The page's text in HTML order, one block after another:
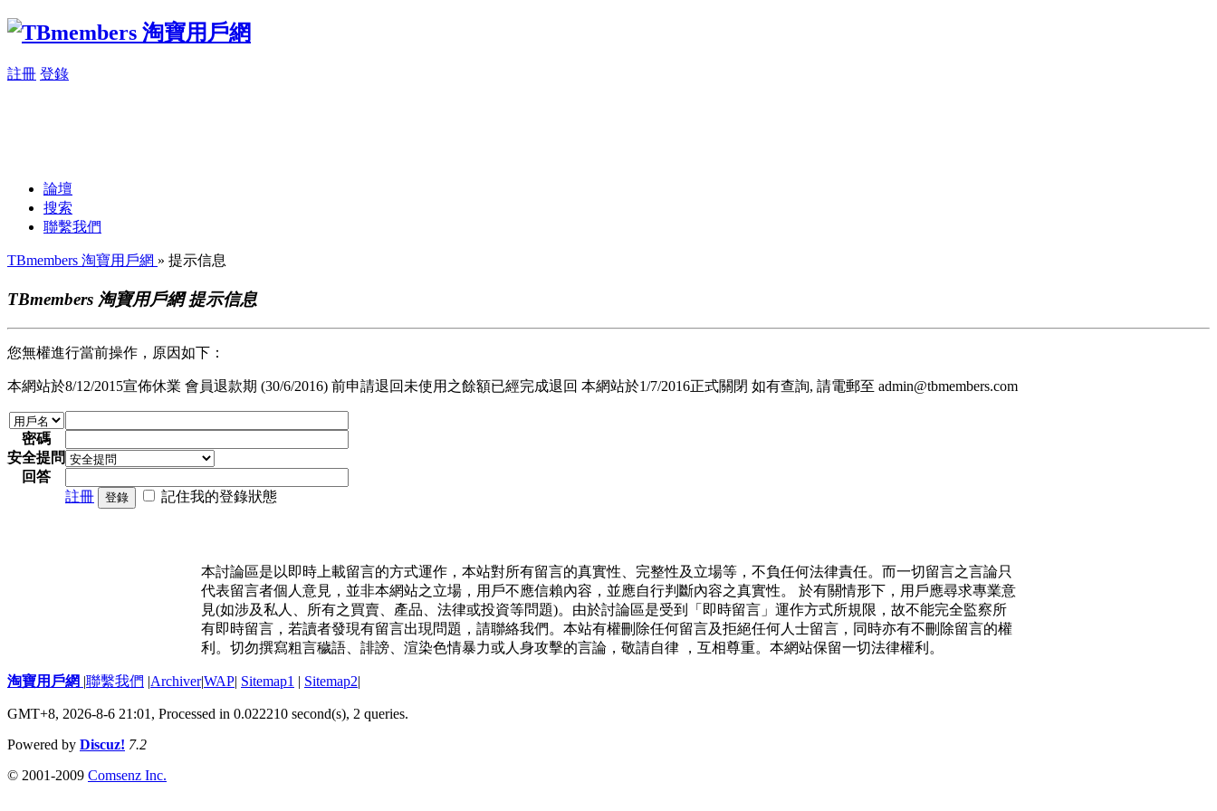
註冊 登錄
論壇
搜索
聯繫我們
TBmembers 淘寶用戶網 » 提示信息
TBmembers 淘寶用戶網 提示信息
您無權進行當前操作，原因如下：
本網站於8/12/2015宣佈休業 會員退款期 (30/6/2016) 前申請退回未使用之餘額已經完成退回 本網站於1/7/2016正式關閉 如有查詢, 請電郵至 admin@tbmembers.com
密碼
安全提問
回答
註冊
登錄 記住我的登錄狀態
本討論區是以即時上載留言的方式運作，本站對所有留言的真實性、完整性及立場等，不負任何法律責任。而一切留言之言論只
代表留言者個人意見，並非本網站之立場，用戶不應信賴內容，並應自行判斷內容之真實性。 於有關情形下，用戶應尋求專業意
見(如涉及私人、所有之買賣、產品、法律或投資等問題)。由於討論區是受到「即時留言」運作方式所規限，故不能完全監察所
有即時留言，若讀者發現有留言出現問題，請聯絡我們。本站有權刪除任何留言及拒絕任何人士留言，同時亦有不刪除留言的權
利。切勿撰寫粗言穢語、誹謗、渲染色情暴力或人身攻擊的言論，敬請自律 ，互相尊重。本網站保留一切法律權利。
淘寶用戶網 |聯繫我們 |Archiver|WAP| Sitemap1 | Sitemap2|
GMT+8, 2026-8-6 21:01, Processed in 0.022210 second(s), 2 queries.
Powered by Discuz! 7.2
© 2001-2009 Comsenz Inc.